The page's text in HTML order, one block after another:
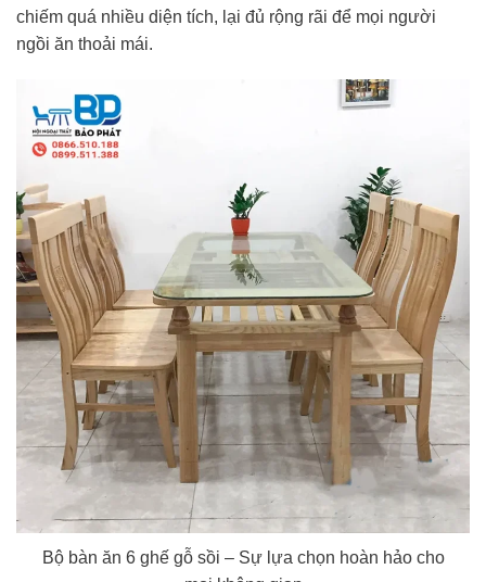
chiếm quá nhiều diện tích, lại đủ rộng rãi để mọi người
ngồi ăn thoải mái.
Bộ bàn ăn 6 ghế gỗ sồi – Sự lựa chọn hoàn hảo cho